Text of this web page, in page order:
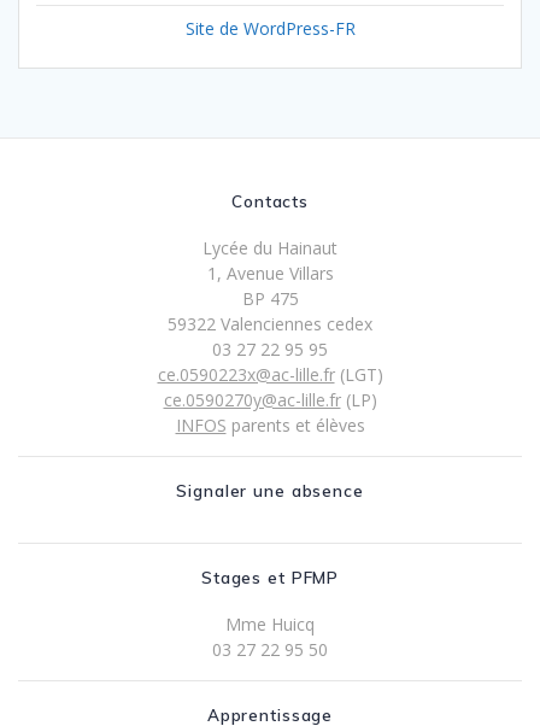
Site de WordPress-FR
Contacts
Lycée du Hainaut
1, Avenue Villars
BP 475
59322 Valenciennes cedex
03 27 22 95 95
ce.0590223x@ac-lille.fr(LGT)
ce.0590270y@ac-lille.fr(LP)
INFOS parents et élèves
Signaler une absence
Stages et PFMP
Mme Huicq
03 27 22 95 50
Apprentissage